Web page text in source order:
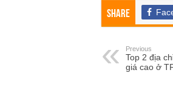
Share
Previous
Top 2 địa
giá cao ở